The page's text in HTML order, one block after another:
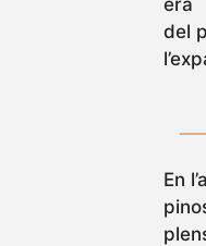
era
del
En